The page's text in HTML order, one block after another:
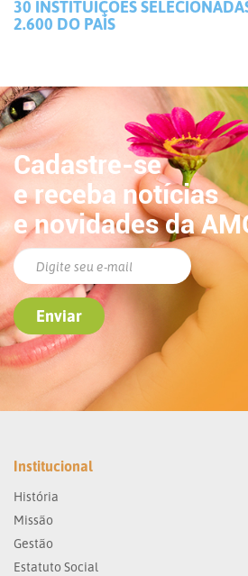
30 INSTITUIÇÕES
2.600 DO PAÍS
Cadastre-se
e receba notícias
e novidades da
Institucional
História
Missão
Gestão
Estatuto Social